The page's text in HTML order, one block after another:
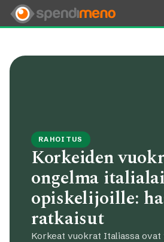
RAHOITUS
Korkeiden
ongelma
opiskelijoille:
ratkaisut
Korkeat vuokrat Italiassa